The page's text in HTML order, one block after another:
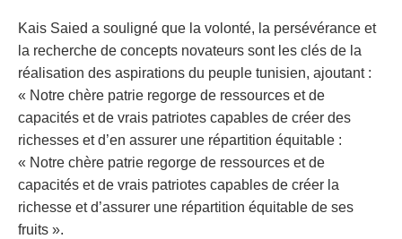
Kais Saied a souligné que la volonté, la persévérance et
la recherche de concepts novateurs sont les clés de la
réalisation des aspirations du peuple tunisien, ajoutant :
« Notre chère patrie regorge de ressources et de
capacités et de vrais patriotes capables de créer des
richesses et d’en assurer une répartition équitable :
« Notre chère patrie regorge de ressources et de
capacités et de vrais patriotes capables de créer la
richesse et d’assurer une répartition équitable de ses
fruits ».